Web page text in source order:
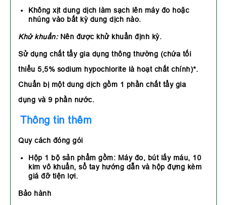
Không xịt dung dịch làm sạch lên máy đo hoặc
nhúng vào bất kỳ dung dịch nào.
Khử khuẩn:Nên được khử khuẩn định kỳ.
Sử dụng chất tẩy gia dụng thông thường (chứa tối
thiểu 5,5% sodium hypochlorite là hoạt chất chính)*.
Chuẩn bị một dung dịch gồm 1 phần chất tẩy gia
dụng và 9 phần nước.
Thông tin thêm
Quy cách đóng gói
Hộp 1 bộ sản phẩm gồm: Máy đo, bút lấy máu, 10
kim vô khuẩn, sổ tay hướng dẫn và hộp đựng kèm
giá đỡ tiện lợi.
Bảo hành